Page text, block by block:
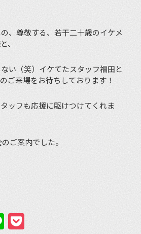
、尊敬する、若干二十歳のイケメ
、
い（笑）イケてたスタッフ福田と
ご来場をお待ちしております！
ッフも応援に駆けつけてくれま
ご案内でした。
Line